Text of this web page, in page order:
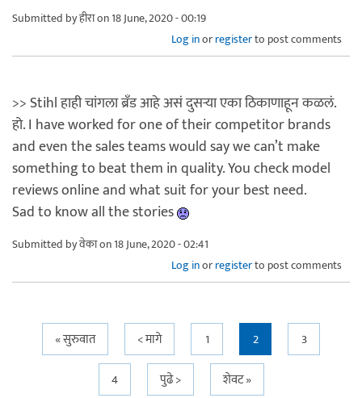
Submitted byहीराon 18 June, 2020 - 00:19
Log inorregisterto post comments
>> Stihl हाही चांगला ब्रँड आहे असं दुसऱ्या एका ठिकाणाहून कळलं.
हो. I have worked for one of their competitor brands
and even the sales teams would say we can’t make
something to beat them in quality. You check model
reviews online and what suit for your best need.
Sad to know all the stories
Submitted byवेकाon 18 June, 2020 - 02:41
Log inorregisterto post comments
Pages« सुरुवात < मागे 1 2
3
4
पुढे > शेवट »